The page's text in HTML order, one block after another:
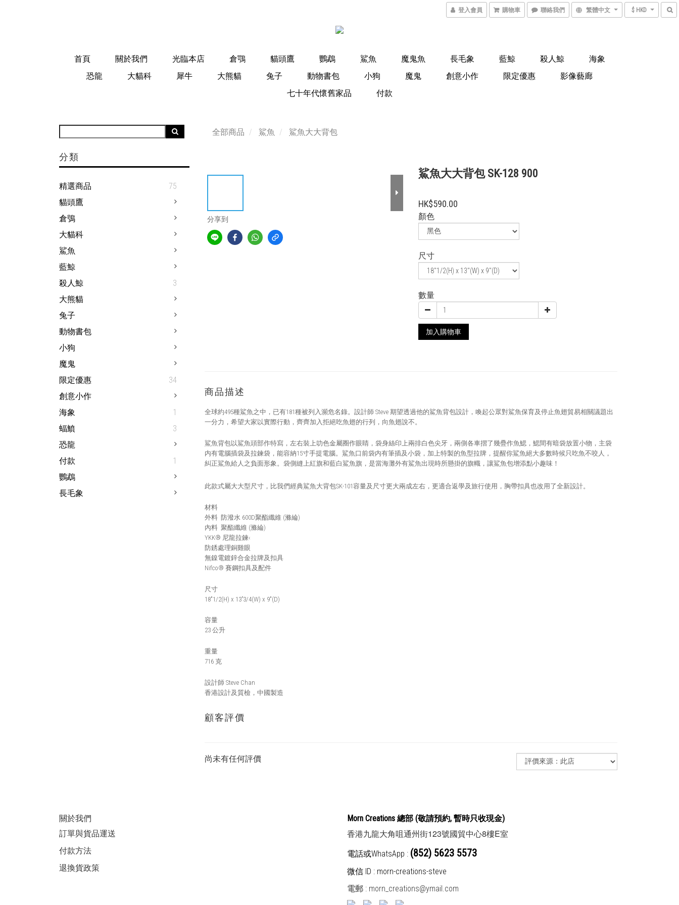
登入會員 購物車 聯絡我們 繁體中文 $ HKD
首頁 關於我們 光臨本店 倉鶚 貓頭鷹 鸚鵡 鯊魚 魔鬼魚 長毛象 藍鯨 殺人鯨
海象
恐龍
大貓科 犀牛 大熊貓 兔子 動物書包 小狗 魔鬼 創意小作 限定優惠
影像藝廊
七十年代懷舊家品
付款
分類
精選商品
75
貓頭鷹
倉鴞
大貓科
鯊魚
藍鯨
殺人鯨
3
大熊貓
兔子
動物書包
小狗
魔鬼
限定優惠
34
創意小作
海象
1
蝠鱝
3
恐龍
付款
1
鸚鵡
長毛象
全部商品 鯊魚 鯊魚大大背包
分享到
鯊魚大大背包 SK-128 900
HK$590.00
顏色
尺寸
數量
加入購物車
商品描述
全球約495種鯊魚之中，已有181種被列入瀕危名錄。設計師 Steve 期望透過他的鯊魚背包設計，喚起公眾對鯊魚保育及停止魚翅貿易相關議題出
一分力，希望大家以實際行動，齊齊加入拒絕吃魚翅的行列，向魚翅說不。
鯊魚背包以鯊魚頭部作特寫，左右裝上叻色金屬圈作眼睛，袋身絲印上兩排白色尖牙，兩側各車摺了幾疊作魚鰓，鰓間有暗袋放置小物，主袋
内有電腦插袋及拉鍊袋，能容納15寸手提電腦。鯊魚口前袋内有筆插及小袋，加上特製的魚型拉牌，提醒你鯊魚絕大多數時候只吃魚不咬人，
糾正鯊魚給人之負面形象。袋側縫上紅旗和藍白鯊魚旗，是當海灘外有鯊魚出現時所懸掛的旗幟，讓鯊魚包增添點小趣味！
此款式屬大大型尺寸，比我們經典鯊魚大背包SK-101容量及尺寸更大兩成左右，更適合返學及旅行使用，胸帶扣具也改用了全新設計。
材料
外料 防潑水 600D聚酯纖維(滌綸)
內料 聚酯纖維(滌綸)
YKK® 尼龍拉鍊‹
防銹處理銅雞眼
無鎳電鍍鋅合金拉牌及扣具
Nifco® 賽鋼扣具及配件
尺寸
18"1/2(H) x 13”3/4(W) x 9"(D)
容量
23 公升
重量
716 克
設計師 Steve Chan
香港設計及質檢，中國製造
顧客評價
尚未有任何評價
關於我們
訂單與貨品運送
付款方法
退換貨政策
Morn Creations 總部 (敬請預約, 暫時只收現金)
香港九龍大角咀通州街123號國貿中心8樓E室
電話或WhatsApp : (852) 5623 5573
微信 ID : morn-creations-steve
電郵 : morn_creations@ymail.com